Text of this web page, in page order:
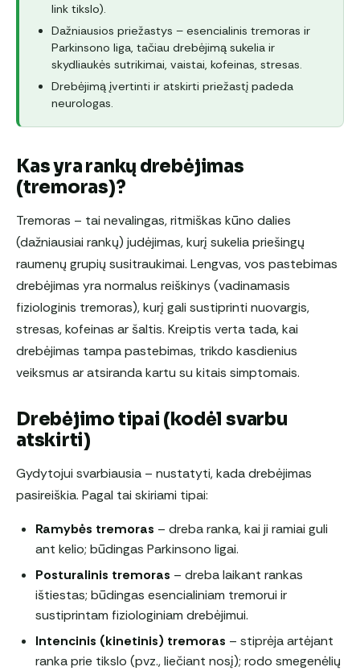
link tikslo).
Dažniausios priežastys – esencialinis tremoras ir
Parkinsono liga, tačiau drebėjimą sukelia ir
skydliaukės sutrikimai, vaistai, kofeinas, stresas.
Drebėjimą įvertinti ir atskirti priežastį padeda
neurologas.
Kas yra rankų drebėjimas
(tremoras)?
Tremoras – tai nevalingas, ritmiškas kūno dalies
(dažniausiai rankų) judėjimas, kurį sukelia priešingų
raumenų grupių susitraukimai. Lengvas, vos pastebimas
drebėjimas yra normalus reiškinys (vadinamasis
fiziologinis tremoras), kurį gali sustiprinti nuovargis,
stresas, kofeinas ar šaltis. Kreiptis verta tada, kai
drebėjimas tampa pastebimas, trikdo kasdienius
veiksmus ar atsiranda kartu su kitais simptomais.
Drebėjimo tipai (kodėl svarbu
atskirti)
Gydytojui svarbiausia – nustatyti, kada drebėjimas
pasireiškia. Pagal tai skiriami tipai:
Ramybės tremoras – dreba ranka, kai ji ramiai guli
ant kelio; būdingas Parkinsono ligai.
Posturalinis tremoras – dreba laikant rankas
ištiestas; būdingas esencialiniam tremorui ir
sustiprintam fiziologiniam drebėjimui.
Intencinis (kinetinis) tremoras – stiprėja artėjant
ranka prie tikslo (pvz., liečiant nosį); rodo smegenėlių